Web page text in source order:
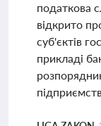
податкова
відкрито
суб'єктів
прикладі